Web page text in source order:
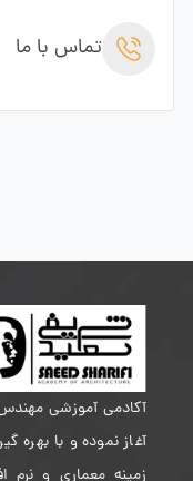
تماس با ما
زمینه معماری و نرم